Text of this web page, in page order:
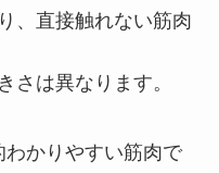
、直接触れない筋肉
さは異なります。
かりやすい筋肉で